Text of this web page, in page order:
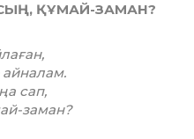
ҚҰМАЙ-ЗАМАН?
сап,
заман?